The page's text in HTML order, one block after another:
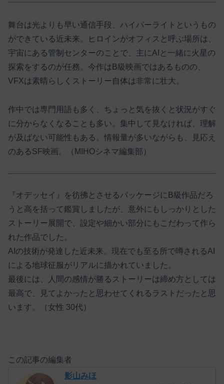
舞台は光よりも早い通信手段、ハイパーライトというもの
ができている近未来。ヒロインがオフィスと呼ぶ場所は、
宇宙にある管制センターのことで、主にAIと一緒に火星の
探索をするのが任務。今作はB級映画ではあるものの、
VFXは素晴らしくストーリー自体は非常に壮大。
作中では専門用語も多く、ちょっと気を抜くと状況がすぐ
に分からなくなることも多い。集中して見なければ、理解
が及ばない可能性もある。情報量が多いながらも、見応え
のあるSF映画。（MIHOシネマ編集部）
『オデッセイ』を彷彿とさせるパッケージにB級作品だろ
うと高を括って鑑賞しましたが、意外にもしっかりとした
ストーリー展開で、設定や細かい部分にもこだわって作ら
れた作品でした。
AIの技術が発達した近未来。現在でも至る所で噂されるAI
による地球征服がリアルに描かれていました。
最後には、人間の感情が勝るストーリーは締め方としては
最高で、見てよかったと思わせてくれるラストだったと思
います。（女性 30代）
この記事の編集者
影山みほ